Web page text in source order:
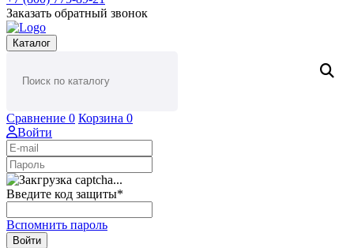
Заказать обратный звонок
Каталог
Сравнение 0 Корзина 0
Войти
Введите код защиты*
Вспомнить пароль
Войти